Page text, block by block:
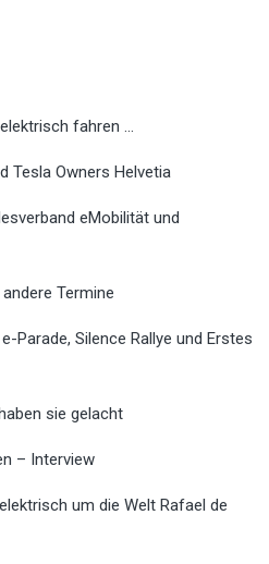
fahren …
Tesla Owners Helvetia
eMobilität und
andere Termine
Parade, Silence Rallye und Erstes
sie gelacht
– Interview
um die Welt Rafael de